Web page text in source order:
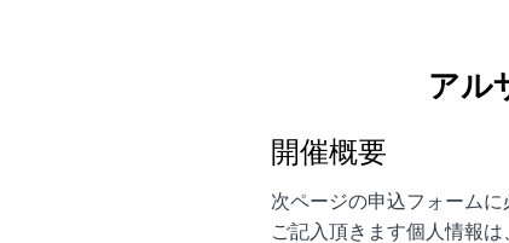
アル
開催概要
次ページの申込フォームに
ご記入頂きます個人情報